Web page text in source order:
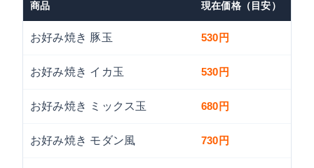
商品 現在価格（目安）
お好み焼き 豚玉 530円
お好み焼き イカ玉 530円
お好み焼き ミックス玉 680円
お好み焼き モダン風 730円